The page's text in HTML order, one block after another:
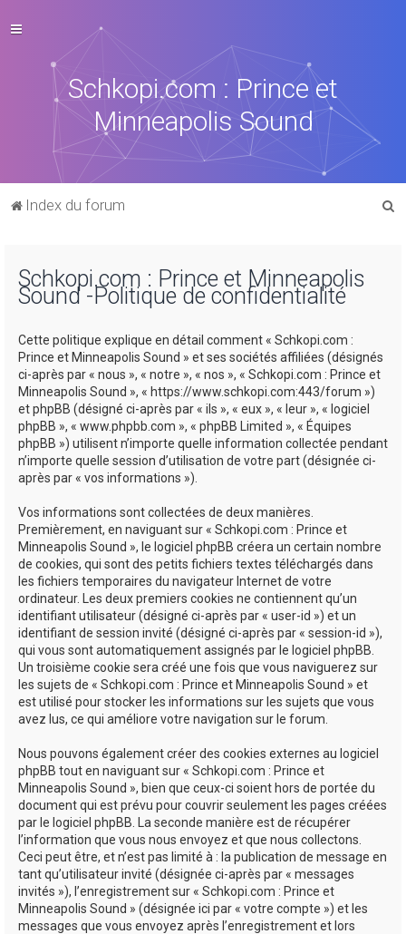
Schkopi.com : Prince et
Minneapolis Sound
Index du forum
Schkopi.com : Prince et Minneapolis
Sound -Politique de confidentialité
Cette politique explique en détail comment « Schkopi.com :
Prince et Minneapolis Sound » et ses sociétés affiliées (désignés
ci-après par « nous », « notre », « nos », « Schkopi.com : Prince et
Minneapolis Sound », « https://www.schkopi.com:443/forum »)
et phpBB (désigné ci-après par « ils », « eux », « leur », « logiciel
phpBB », « www.phpbb.com », « phpBB Limited », « Équipes
phpBB ») utilisent n’importe quelle information collectée pendant
n’importe quelle session d’utilisation de votre part (désignée ci-
après par « vos informations »).
Vos informations sont collectées de deux manières.
Premièrement, en naviguant sur « Schkopi.com : Prince et
Minneapolis Sound », le logiciel phpBB créera un certain nombre
de cookies, qui sont des petits fichiers textes téléchargés dans
les fichiers temporaires du navigateur Internet de votre
ordinateur. Les deux premiers cookies ne contiennent qu’un
identifiant utilisateur (désigné ci-après par « user-id ») et un
identifiant de session invité (désigné ci-après par « session-id »),
qui vous sont automatiquement assignés par le logiciel phpBB.
Un troisième cookie sera créé une fois que vous naviguerez sur
les sujets de « Schkopi.com : Prince et Minneapolis Sound » et
est utilisé pour stocker les informations sur les sujets que vous
avez lus, ce qui améliore votre navigation sur le forum.
Nous pouvons également créer des cookies externes au logiciel
phpBB tout en naviguant sur « Schkopi.com : Prince et
Minneapolis Sound », bien que ceux-ci soient hors de portée du
document qui est prévu pour couvrir seulement les pages créées
par le logiciel phpBB. La seconde manière est de récupérer
l’information que vous nous envoyez et que nous collectons.
Ceci peut être, et n’est pas limité à : la publication de message en
tant qu’utilisateur invité (désignée ci-après par « messages
invités »), l’enregistrement sur « Schkopi.com : Prince et
Minneapolis Sound » (désignée ici par « votre compte ») et les
messages que vous envoyez après l’enregistrement et lors